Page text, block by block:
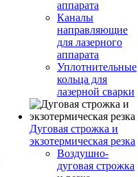
аппарата
Каналы
направляющие
для лазерного
аппарата
Уплотнительные
кольца для
лазерной сварки
Дуговая строжка и
экзотермическая резка
Воздушно-
дуговая строжка